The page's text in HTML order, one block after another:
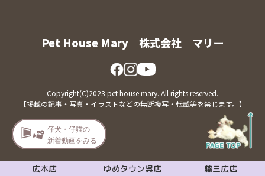
広本店 ゆめタウン呉店 藤三広店
Pet House Mary｜株式会社 マリー
Copyright(C)2023 pet house mary. All rights reserved.
【掲載の記事・写真・イラストなどの無断複写・転載等を禁じます。】